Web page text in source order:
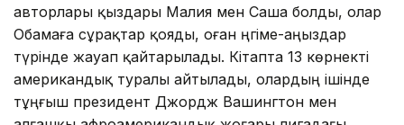
авторлары қыздары Малия мен Саша болды, олар
Обамаға сұрақтар қояды, оған әңгіме-аңыздар
түрінде жауап қайтарылады. Кітапта 13 көрнекті
американдық туралы айтылады, олардың ішінде
тұңғыш президент Джордж Вашингтон мен